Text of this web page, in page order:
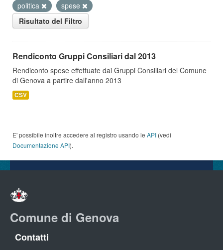
politica
spese
Risultato del Filtro
Rendiconto Gruppi Consiliari dal 2013
Rendiconto spese effettuate dai Gruppi Consiliari del Comune
di Genova a partire dall'anno 2013
CSV
E' possibile inoltre accedere al registro usando le API (vedi
Documentazione API).
Comune di Genova
Contatti